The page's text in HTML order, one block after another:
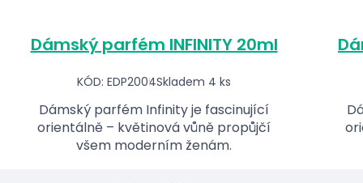
Dámský parfém INFINITY 20ml
KÓD: EDP2004Skladem 4 ks
Dámský parfém Infinity je fascinující
orientálně – květinová vůně propůjčí
všem moderním ženám.